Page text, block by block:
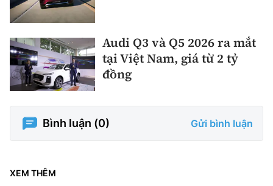
Audi Q3 và Q5 2026 ra mắt
tại Việt Nam, giá từ 2 tỷ
đồng
Bình luận (0) Gửi bình luận
XEM THÊM